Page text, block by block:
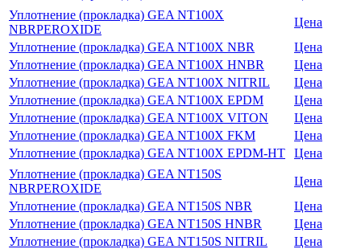
Уплотнение (прокладка) GEA NT100X
NBRPEROXIDE
Цена
Уплотнение (прокладка) GEA NT100X NBR
Цена
Уплотнение (прокладка) GEA NT100X HNBR
Цена
Уплотнение (прокладка) GEA NT100X NITRIL
Цена
Уплотнение (прокладка) GEA NT100X EPDM
Цена
Уплотнение (прокладка) GEA NT100X VITON
Цена
Уплотнение (прокладка) GEA NT100X FKM
Цена
Уплотнение (прокладка) GEA NT100X EPDM-HT
Цена
Уплотнение (прокладка) GEA NT150S
NBRPEROXIDE
Цена
Уплотнение (прокладка) GEA NT150S NBR
Цена
Уплотнение (прокладка) GEA NT150S HNBR
Цена
Уплотнение (прокладка) GEA NT150S NITRIL
Цена